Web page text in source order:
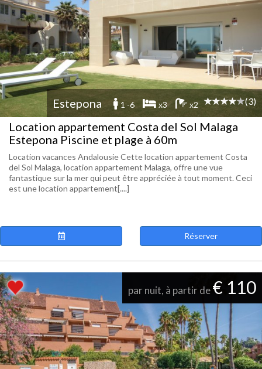
Estepona 1 -6 x3 x2 (3)
Location appartement Costa del Sol Malaga
Estepona Piscine et plage à 60m
Location vacances Andalousie Cette location appartement Costa
del Sol Malaga, location appartement Malaga, offre une vue
fantastique sur la mer qui peut être appréciée à tout moment. Ceci
est une location appartement[....]
Réserver
par nuit, à partir de€ 110